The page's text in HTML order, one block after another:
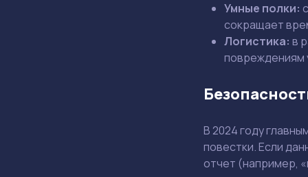
Умные полки:
сокращает
Логистика: в
повреждениям
В 2024 году
повестки. Если
отчет (например,